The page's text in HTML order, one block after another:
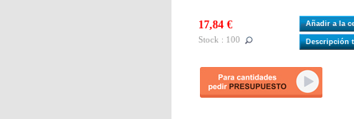
17,84 €
Stock : 100
Añadir a la
Descripción